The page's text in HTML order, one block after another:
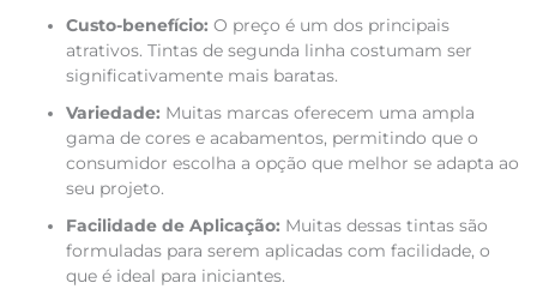
Custo-benefício: O preço é um dos principais
atrativos. Tintas de segunda linha costumam ser
significativamente mais baratas.
Variedade: Muitas marcas oferecem uma ampla
gama de cores e acabamentos, permitindo que o
consumidor escolha a opção que melhor se adapta ao
seu projeto.
Facilidade de Aplicação: Muitas dessas tintas são
formuladas para serem aplicadas com facilidade, o
que é ideal para iniciantes.